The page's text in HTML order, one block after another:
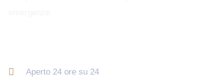
Aperto 24 ore su 24